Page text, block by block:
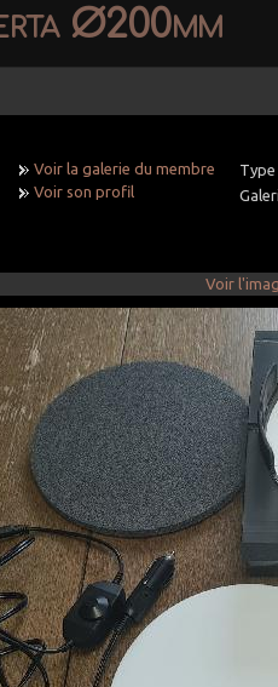
Ø200mm
Voir la galerie du membre
Voir son profil
Type
Voir